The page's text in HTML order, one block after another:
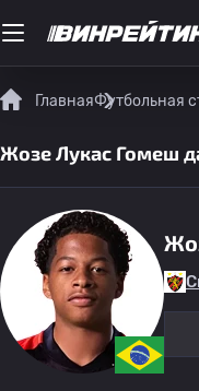
ГлавнаяФутбольная
Жозе Лукас Гомеш